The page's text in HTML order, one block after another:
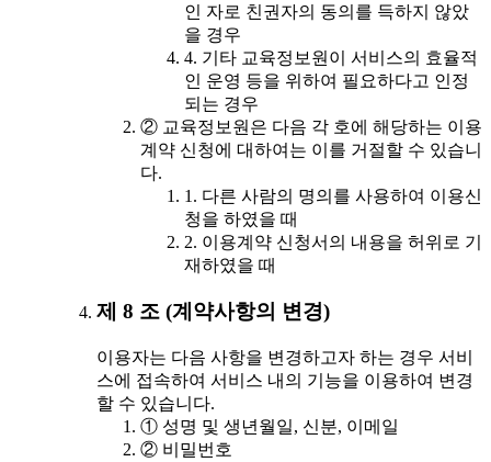
인 자로 친권자의 동의를 득하지 않았
을 경우
4. 기타 교육정보원이 서비스의 효율적
인 운영 등을 위하여 필요하다고 인정
되는 경우
② 교육정보원은 다음 각 호에 해당하는 이용
계약 신청에 대하여는 이를 거절할 수 있습니
다.
1. 다른 사람의 명의를 사용하여 이용신
청을 하였을 때
2. 이용계약 신청서의 내용을 허위로 기
재하였을 때
제 8 조 (계약사항의 변경)
이용자는 다음 사항을 변경하고자 하는 경우 서비
스에 접속하여 서비스 내의 기능을 이용하여 변경
할 수 있습니다.
① 성명 및 생년월일, 신분, 이메일
② 비밀번호